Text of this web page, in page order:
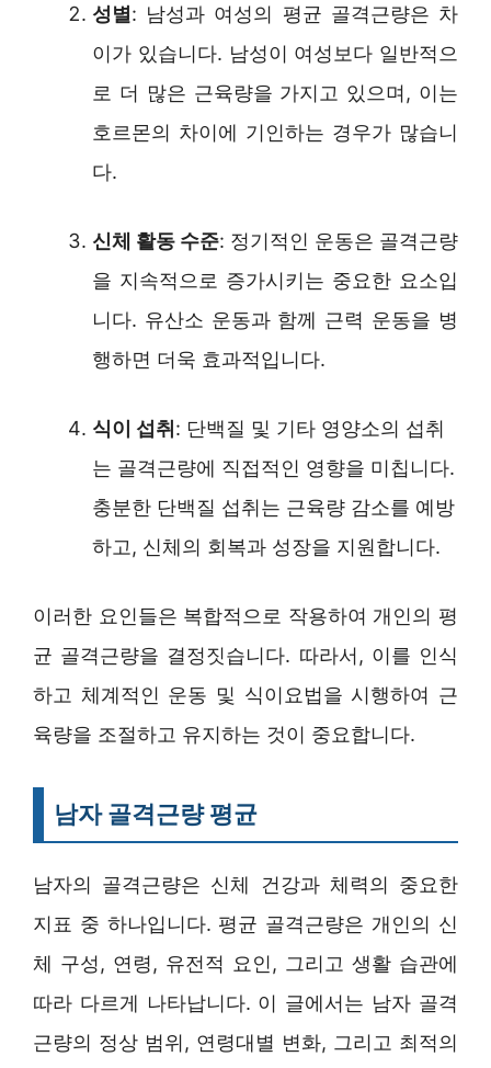
성별: 남성과 여성의 평균 골격근량은 차
이가 있습니다. 남성이 여성보다 일반적으
로 더 많은 근육량을 가지고 있으며, 이는
호르몬의 차이에 기인하는 경우가 많습니
다.
신체 활동 수준: 정기적인 운동은 골격근량
을 지속적으로 증가시키는 중요한 요소입
니다. 유산소 운동과 함께 근력 운동을 병
행하면 더욱 효과적입니다.
식이 섭취: 단백질 및 기타 영양소의 섭취
는 골격근량에 직접적인 영향을 미칩니다.
충분한 단백질 섭취는 근육량 감소를 예방
하고, 신체의 회복과 성장을 지원합니다.
이러한 요인들은 복합적으로 작용하여 개인의 평
균 골격근량을 결정짓습니다. 따라서, 이를 인식
하고 체계적인 운동 및 식이요법을 시행하여 근
육량을 조절하고 유지하는 것이 중요합니다.
남자 골격근량 평균
남자의 골격근량은 신체 건강과 체력의 중요한
지표 중 하나입니다. 평균 골격근량은 개인의 신
체 구성, 연령, 유전적 요인, 그리고 생활 습관에
따라 다르게 나타납니다. 이 글에서는 남자 골격
근량의 정상 범위, 연령대별 변화, 그리고 최적의